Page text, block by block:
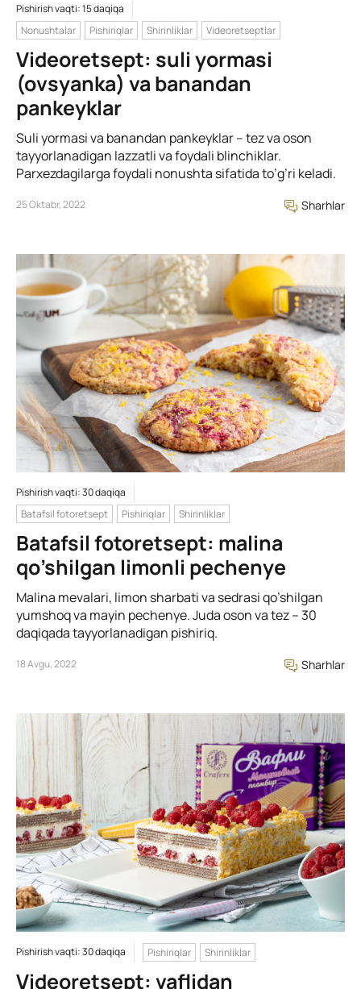
Pishirish vaqti: 15 daqiqa
Nonushtalar
Pishiriqlar Shirinliklar Videoretseptlar
Videoretsept: suli yormasi
(ovsyanka) va banandan
pankeyklar
Suli yormasi va banandan pankeyklar – tez va oson
tayyorlanadigan lazzatli va foydali blinchiklar.
Parxezdagilarga foydali nonushta sifatida to’g’ri keladi.
25 Oktabr, 2022 Sharhlar
Pishirish vaqti: 30 daqiqa
Batafsil fotoretsept
Pishiriqlar Shirinliklar
Batafsil fotoretsept: malina
qo’shilgan limonli pechenye
Malina mevalari, limon sharbati va sedrasi qo’shilgan
yumshoq va mayin pechenye. Juda oson va tez – 30
daqiqada tayyorlanadigan pishiriq.
18 Avgu, 2022 Sharhlar
Pishirish vaqti: 30 daqiqa Pishiriqlar Shirinliklar
Videoretsept: vaflidan